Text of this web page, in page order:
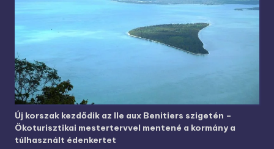
Új korszak kezdődik az Ile aux Benitiers szigetén –
Ökoturisztikai mestertervvel mentené a kormány a
túlhasznált édenkertet